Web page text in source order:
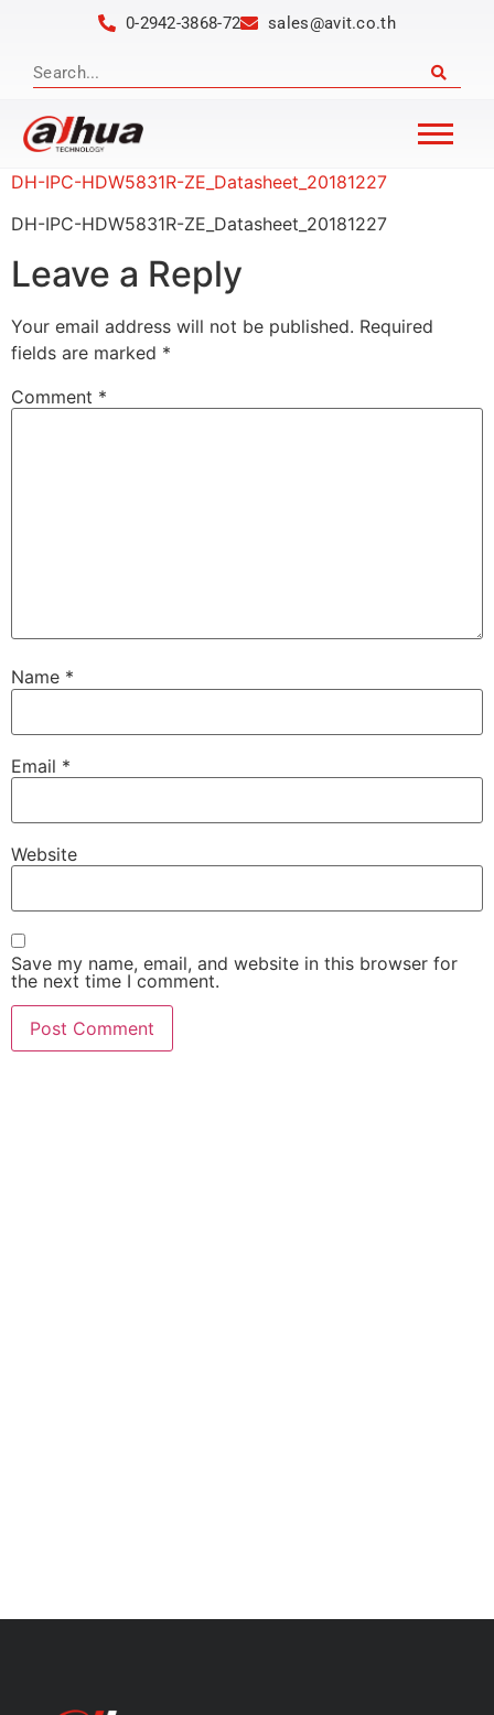
0-2942-3868-72 sales@avit.co.th
DH-IPC-HDW5831R-ZE_Datasheet_20181227
DH-IPC-HDW5831R-ZE_Datasheet_20181227
Leave a Reply
Your email address will not be published. Required
fields are marked *
Comment *
Name *
Email *
Website
Save my name, email, and website in this browser for
the next time I comment.